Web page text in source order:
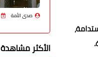
صدى الأمة
الأكثر مشاهدة